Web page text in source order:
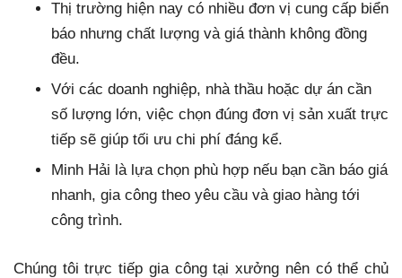
Thị trường hiện nay có nhiều đơn vị cung cấp biển
báo nhưng chất lượng và giá thành không đồng
đều.
Với các doanh nghiệp, nhà thầu hoặc dự án cần
số lượng lớn, việc chọn đúng đơn vị sản xuất trực
tiếp sẽ giúp tối ưu chi phí đáng kể.
Minh Hải là lựa chọn phù hợp nếu bạn cần báo giá
nhanh, gia công theo yêu cầu và giao hàng tới
công trình.
Chúng tôi trực tiếp gia công tại xưởng nên có thể chủ